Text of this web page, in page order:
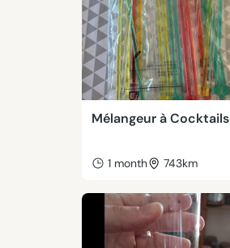
Mélangeur à Cocktails
1 month 743km